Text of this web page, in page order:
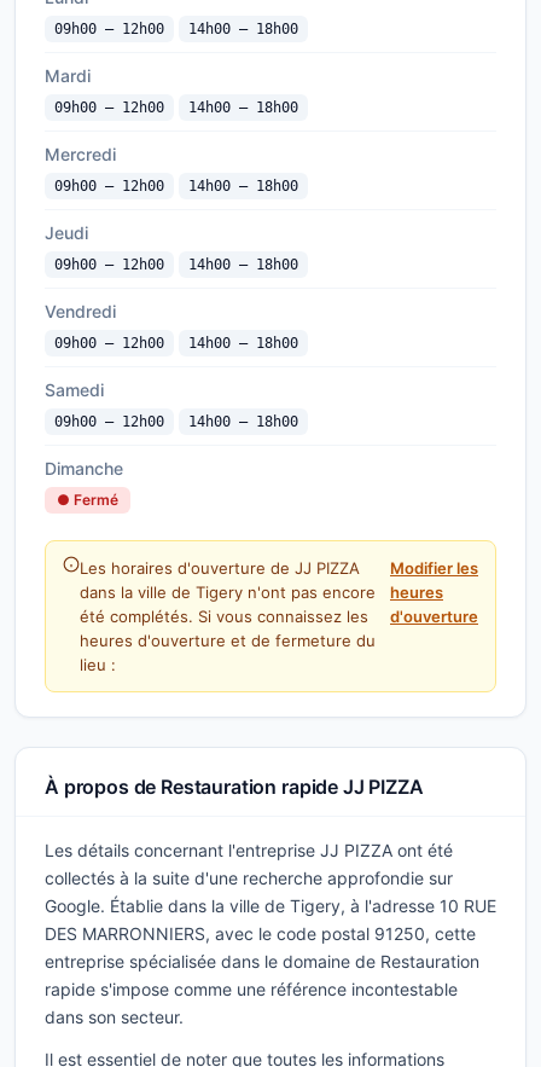
09h00 — 12h00 14h00 — 18h00
Mardi
09h00 — 12h00 14h00 — 18h00
Mercredi
09h00 — 12h00 14h00 — 18h00
Jeudi
09h00 — 12h00 14h00 — 18h00
Vendredi
09h00 — 12h00 14h00 — 18h00
Samedi
09h00 — 12h00 14h00 — 18h00
Dimanche
● Fermé
Les horaires d'ouverture de JJ PIZZA
dans la ville de Tigery n'ont pas encore
été complétés. Si vous connaissez les
heures d'ouverture et de fermeture du
lieu :
Modifier les
heures
d'ouverture
À propos de Restauration rapide JJ PIZZA
Les détails concernant l'entreprise JJ PIZZA ont été
collectés à la suite d'une recherche approfondie sur
Google. Établie dans la ville de Tigery, à l'adresse 10 RUE
DES MARRONNIERS, avec le code postal 91250, cette
entreprise spécialisée dans le domaine de Restauration
rapide s'impose comme une référence incontestable
dans son secteur.
Il est essentiel de noter que toutes les informations